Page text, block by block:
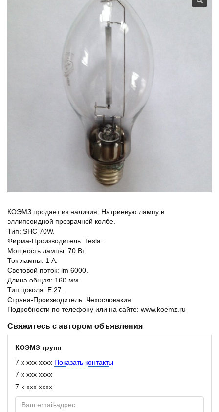
КОЭМЗ продает из наличия: Натриевую лампу в
эллипсоидной прозрачной колбе.
Тип: SHC 70W.
Фирма-Производитель: Tesla.
Мощность лампы: 70 Вт.
Ток лампы: 1 А.
Световой поток: lm 6000.
Длина общая: 160 мм.
Тип цоколя: Е 27.
Страна-Производитель: Чехословакия.
Подробности по телефону или на сайте: www.koemz.ru
Свяжитесь с автором объявления
КОЭМЗ групп
7 x xxx xxxx Показать контакты
7 x xxx xxxx
7 x xxx xxxx